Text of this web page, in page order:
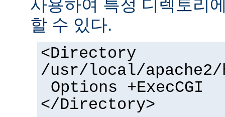
사용하여 특정 디렉토리
할 수 있다.
<Directory
/usr/local/apache2/
Options +ExecCGI
</Directory>